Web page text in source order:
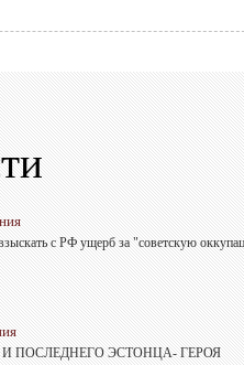
с РФ ущерб за "советскую
ПОСЛЕДНЕГО ЭСТОНЦА- ГЕРОЯ